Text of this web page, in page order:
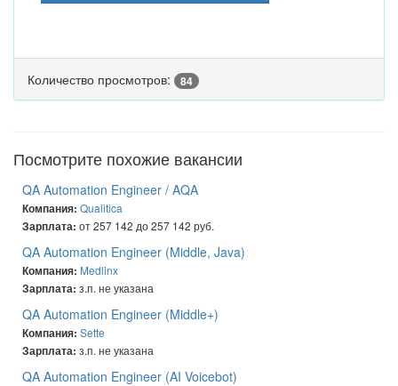
Количество просмотров: 84
Посмотрите похожие вакансии
QA Automation Engineer / AQA
Компания: Qualitica
Зарплата: от 257 142 до 257 142 руб.
QA Automation Engineer (Middle, Java)
Компания: Medlinx
Зарплата: з.п. не указана
QA Automation Engineer (Middle+)
Компания: Sette
Зарплата: з.п. не указана
QA Automation Engineer (AI Voicebot)